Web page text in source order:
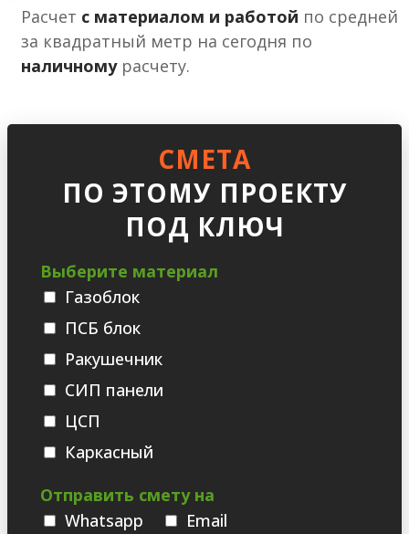
Расчет с материалом и работой по средней
за квадратный метр на сегодня по
наличномурасчету.
СМЕТА
ПО ЭТОМУ ПРОЕКТУ
ПОД КЛЮЧ
Выберите материал
Газоблок
ПСБ блок
Ракушечник
СИП панели
ЦСП
Каркасный
Отправить смету на
Whatsаpp
Email